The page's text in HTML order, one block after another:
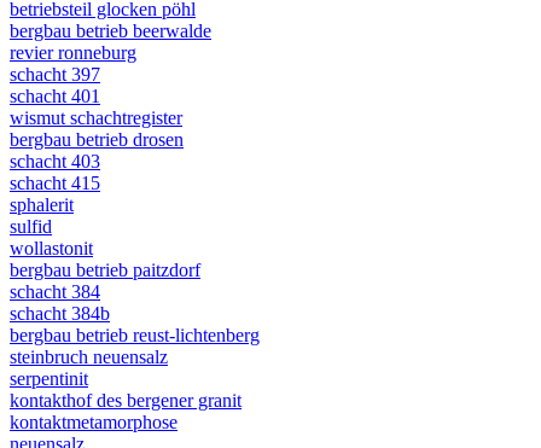
betriebsteil glocken pöhl
bergbau betrieb beerwalde
revier ronneburg
schacht 397
schacht 401
wismut schachtregister
bergbau betrieb drosen
schacht 403
schacht 415
sphalerit
sulfid
wollastonit
bergbau betrieb paitzdorf
schacht 384
schacht 384b
bergbau betrieb reust-lichtenberg
steinbruch neuensalz
serpentinit
kontakthof des bergener granit
kontaktmetamorphose